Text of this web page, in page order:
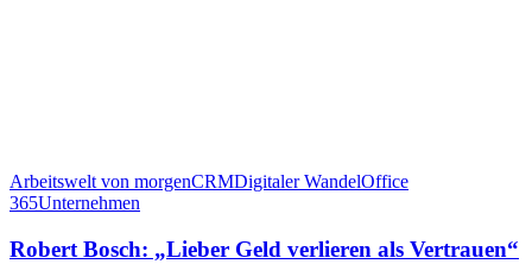
Arbeitswelt von morgenCRMDigitaler WandelOffice
365Unternehmen
Robert Bosch: „Lieber Geld verlieren als Vertrauen“